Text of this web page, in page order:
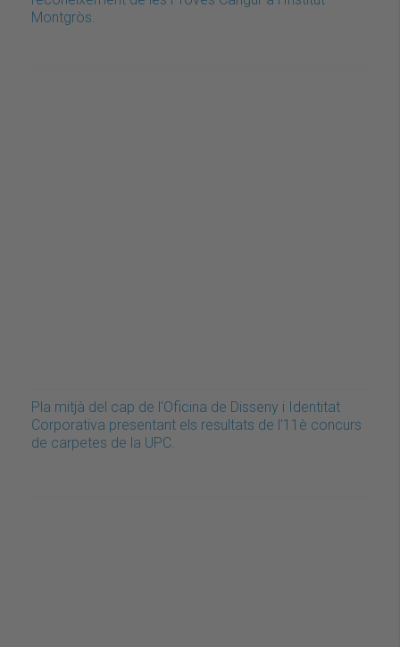
Montgròs.
Pla mitjà del cap de l'Oficina de Disseny i Identitat
Corporativa presentant els resultats de l'11è concurs
de carpetes de la UPC.